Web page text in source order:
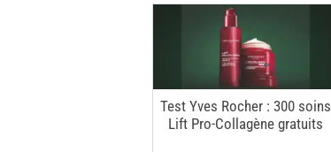
Test Yves Rocher : 300 soins
Lift Pro-Collagène gratuits